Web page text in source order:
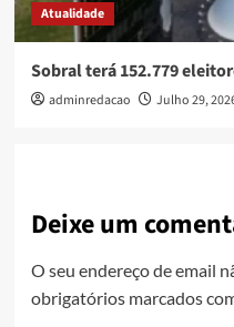
Atualidade
Sobral terá 152.779
adminredacao Julho 29,
Deixe um
O seu endereço de email
obrigatórios marcados